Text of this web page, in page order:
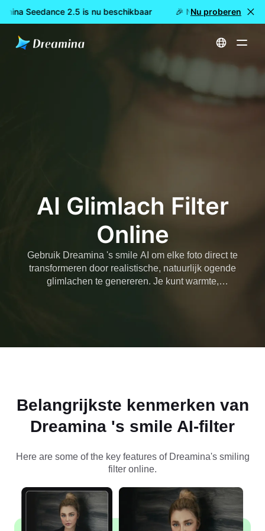
Seedance 2.5 is nu beschikbaar 🎉 Nieuw model LIVE:
Nu proberen
Start Hulpmiddelen AI Glimlach Filter Online
AI Glimlach Filter
Online
Gebruik Dreamina 's smile AI om elke foto direct te
transformeren door realistische, natuurlijk ogende
glimlachen te genereren. Je kunt warmte,
Belangrijkste kenmerken van
Dreamina 's smile AI-filter
Here are some of the key features of Dreamina's smiling
filter online.